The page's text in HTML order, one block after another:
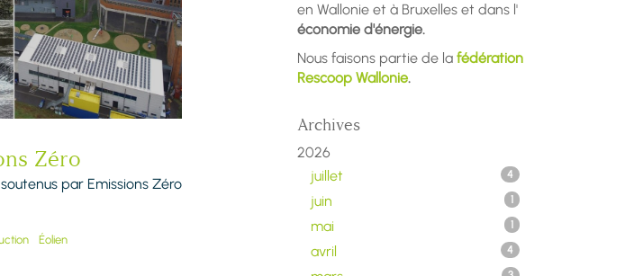
Zéro
par Emissions Zéro
Éolien
en Wallonie et à Bruxelles et dans l'
économie d'énergie.
Nous faisons partie de la fédération
Rescoop Wallonie.
Archives
2026
juillet
4
juin 1
mai 1
avril 4